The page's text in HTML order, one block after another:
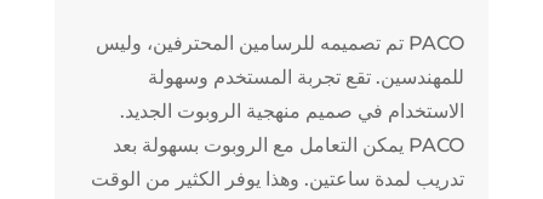
PACO تم تصميمه للرسامين المحترفين، وليس
للمهندسين. تقع تجربة المستخدم وسهولة
الاستخدام في صميم منهجية الروبوت الجديد.
PACO يمكن التعامل مع الروبوت بسهولة بعد
تدريب لمدة ساعتين. وهذا يوفر الكثير من الوقت